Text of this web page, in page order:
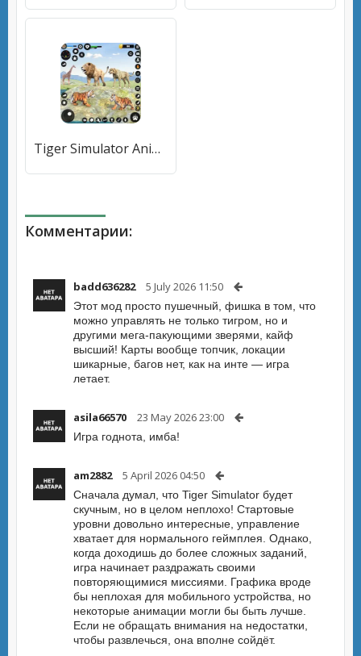
Tiger Simulator Animal Games (Тигровый симулятор игры с животными) [МОД Все открыто] APK Android
Комментарии:
badd636282 5 July 2026 11:50
Этот мод просто пушечный, фишка в том, что
можно управлять не только тигром, но и
другими мега-пакующими зверями, кайф
высший! Карты вообще топчик, локации
шикарные, багов нет, как на инте — игра
летает.
asila66570 23 May 2026 23:00
Игра годнота, имба!
am2882 5 April 2026 04:50
Сначала думал, что Tiger Simulator будет
скучным, но в целом неплохо! Стартовые
уровни довольно интересные, управление
хватает для нормального геймплея. Однако,
когда доходишь до более сложных заданий,
игра начинает раздражать своими
повторяющимися миссиями. Графика вроде
бы неплохая для мобильного устройства, но
некоторые анимации могли бы быть лучше.
Если не обращать внимания на недостатки,
чтобы развлечься, она вполне сойдёт.